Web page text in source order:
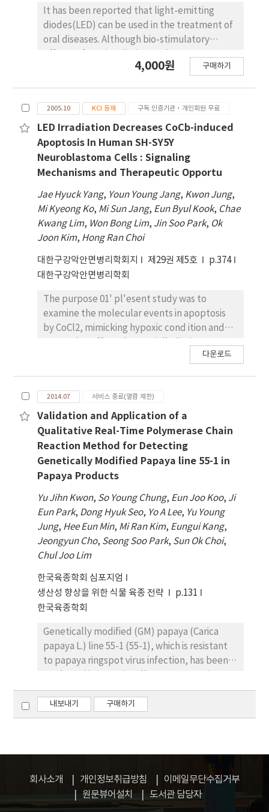
It has been reported that light-emitting
diodes(LED) can be used in the treatment of
oral diseases. Although bio-stimulatory
stimulation of wound healing have been well
cycle by LED irradiation. The purpose of
present study was to examine the molecular
event in cell cycle of LED irradiation on
primary human gingival fibroblast(hGF) in
vitro. The source of light for irradiation was a
wavelength of 635nm, and manufactured
that energy density was 5mW/cm2 on sample
surface. The hGF were irradiated for 1 hour at
37℃ in 5% CO2 humidified chamber.
Experimental samples were acquired at 0
(right after irradiation), 8 and 24 hour after
mechanisms associated with cell cycle,
growth phase was determined by flow
cytometry and mRNA expression of cyclin A,
p27, p21, and p53 were determined by real
G1 and S phase were decreased, but the G2
phase increased, which showed cells
irradiated by LED were transitioned from S to
G2 phase. For mRNA expression, cyclin B,
cdc2, PCNA and p53 were increased at 0 hour
after irradiation, and most of cell cycle
irradiation. At 24 hour after irradiation, cyclin
A, cyclin E, PCNA and p18 were increased.
Taken together, LED irradiation induced
proliferation of hGF cells through transition
from S to G2 phase.
4,000원 구매하기
2005.10 KCI 등재 구독 인증기관·개인회원 무료
LED Irradiation Decreases CoCb-induced
Apoptosis In Human SH-SY5Y
Neuroblastoma Cells : Signaling
Mechanisms and Therapeutic Opportu
Jae Hyuck Yang, Youn Young Jang, Kwon Jung,
Mi Kyeong Ko, Mi Sun Jang, Eun Byul Kook, Chae
Kwang Lim, Won Bong Lim, Jin Soo Park, Ok
Joon Kim, Hong Ran Choi
대한구강악안면병리학회지 제29권 제5호
p.374
대한구강악안면병리학회
The purpose 01' pl'esent study was to
examine the molecular events in apoptosis
by CoCl2, mimicking hypoxic cond ition and
Human SH-SY5Y neuroblastoma cells The
양h of 590 nm, and manufactured that ene
rgy density was 5 mW!cm2 on sample surface,
After ir l'adiation, cell viabi lity was measured
with BrdU , cell morphol ogy was examined
with Diff- Quik staining, cell signaling was
monitored with various apoptosis-related
Assay(RPA) , W11en treated with CoC12,
apoptotic induction was found in the SH-
SY5Y cells in a concentration-dependent and
time-dependent manner , Diff-Quik s taining
was revealed that DNA fragmentation re
presented apoptosis was examined in CoC12-
tl'eated group, Moreover, RPA assay of SH-
SY5Y cclls lIs ing val'iolls apoptosis-related
population was mcreased J-loweve. there
was sorne signifïcant change in LED irradiatied
cells aftel' treatement of CoC12 The main
mechanism for Lhese a poptosis appearecl to
be mito c hondriεt - m ecliated pathway, such
as cytochrome- c‘ caspase-9, caspase-3,
pro-apototic protein ßax, anti-apototic
CoCI2 induce apoptosis in SH-SY5Y via
different dual apop tosis pathway through
death receptor pathway as well as
다운로드
2014.07 서비스 종료(열람 제한)
Validation and Application of a
Qualitative Real-Time Polymerase Chain
Reaction Method for Detecting
Genetically Modified Papaya line 55-1 in
Papaya Products
Yu Jihn Kwon, So Young Chung, Eun Joo Koo, Ji
Eun Park, Dong Hyuk Seo, Yo A Lee, Yu Young
Jung, Hee Eun Min, Mi Ran Kim, Eungui Kang,
Jeongyun Cho, Seong Soo Park, Sun Ok Choi,
Chul Joo Lim
한국육종학회 심포지엄
생산성 향상을 위한 식물 육종 전략
p.131
한국육종학회
Genetically modified (GM) papaya (Carica
papaya L.) line 55-1 (55-1), which is resistant
to papaya ringspot virus infection, has been
such as the European Union, Japan, and
Korea have a mandatory safety assessment,
approval and labeling regulations for GM
method applicable to 55-1 for a variety of
papaya products. The limit of detection was
possible for fresh papaya fruit up to dilutions
내보내기 구매하기
회사소개 개인정보취급방침
이메일무단수집거부
원문뷰어설치
도서관 담당자